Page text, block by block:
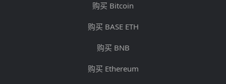
购买 Bitcoin
购买 BASE ETH
购买 BNB
购买 Ethereum